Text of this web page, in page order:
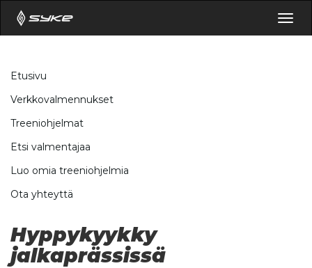
Etusivu
Verkkovalmennukset
Treeniohjelmat
Etsi valmentajaa
Luo omia treeniohjelmia
Ota yhteyttä
Hyppykyykky
jalkaprässissä